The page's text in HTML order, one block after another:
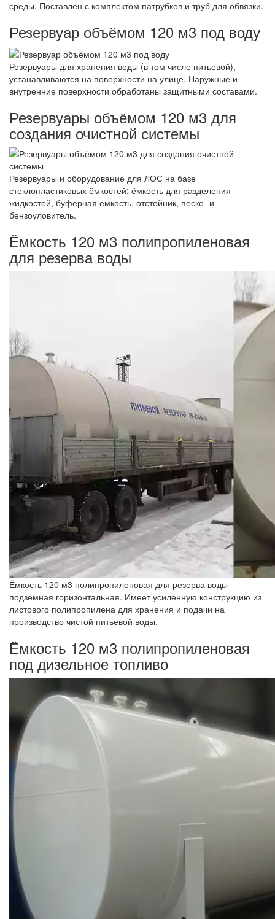
среды. Поставлен с комплектом патрубков и труб для обвязки.
Резервуар объёмом 120 м3 под воду
Резервуары для хранения воды (в том числе питьевой),
устанавливаются на поверхности на улице. Наружные и
внутренние поверхности обработаны защитными составами.
Резервуары объёмом 120 м3 для
создания очистной системы
Резервуары и оборудование для ЛОС на базе
стеклопластиковых ёмкостей: ёмкость для разделения
жидкостей, буферная ёмкость, отстойник, песко- и
бензоуловитель.
Ёмкость 120 м3 полипропиленовая
для резерва воды
Ёмкость 120 м3 полипропиленовая для резерва воды
подземная горизонтальная. Имеет усиленную конструкцию из
листового полипропилена для хранения и подачи на
производство чистой питьевой воды.
Ёмкость 120 м3 полипропиленовая
под дизельное топливо